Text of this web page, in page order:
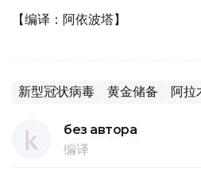
【编译：阿依波塔】
新型冠状病毒 黄金储备 阿拉
без автора
编译